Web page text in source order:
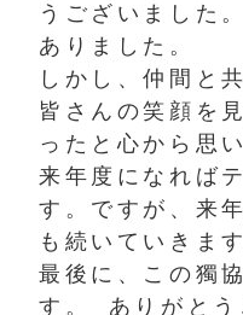
うございました
ありました。
しかし、仲間と
皆さんの笑顔を
ったと心から思
来年度になれば
す。ですが、来
も続いていきます
最後に、この獨
す。 ありがとう